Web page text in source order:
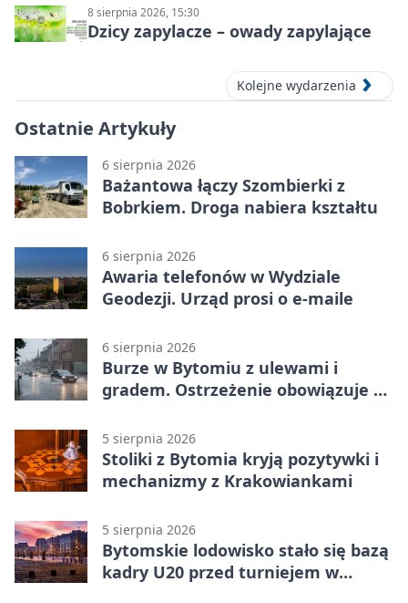
8 sierpnia 2026, 15:30
Dzicy zapylacze – owady zapylające
Kolejne wydarzenia
Ostatnie Artykuły
6 sierpnia 2026
Bażantowa łączy Szombierki z
Bobrkiem. Droga nabiera kształtu
6 sierpnia 2026
Awaria telefonów w Wydziale
Geodezji. Urząd prosi o e-maile
6 sierpnia 2026
Burze w Bytomiu z ulewami i
gradem. Ostrzeżenie obowiązuje do
5 sierpnia 2026
Stoliki z Bytomia kryją pozytywki i
mechanizmy z Krakowiankami
5 sierpnia 2026
Bytomskie lodowisko stało się bazą
kadry U20 przed turniejem w